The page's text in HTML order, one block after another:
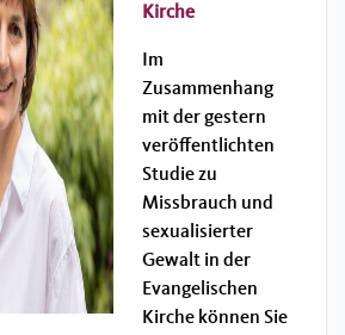
Kirche
Im
Zusammenhang
mit der gestern
veröffentlichten
Studie zu
Missbrauch und
sexualisierter
Gewalt in der
Evangelischen
Kirche können Sie